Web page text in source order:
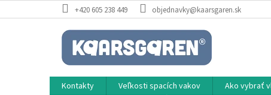
na
+420 605 238 449 objednavky@kaarsgaren.sk
Kontakty Veľkosti spacích vakov Ako vybrať